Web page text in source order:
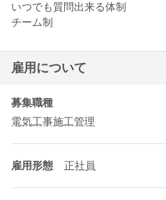
いつでも質問出来る体制
チーム制
雇用について
募集職種
電気工事施工管理
雇用形態 正社員